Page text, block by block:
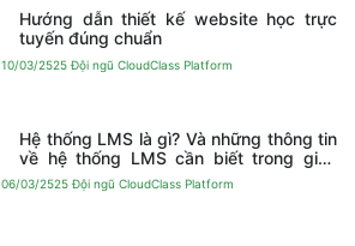
Hướng dẫn thiết kế website học trực
tuyến đúng chuẩn
10/03/2525 Đội ngũ CloudClass Platform
Hệ thống LMS là gì? Và những thông tin
về hệ thống LMS cần biết trong giáo
dục
06/03/2525 Đội ngũ CloudClass Platform